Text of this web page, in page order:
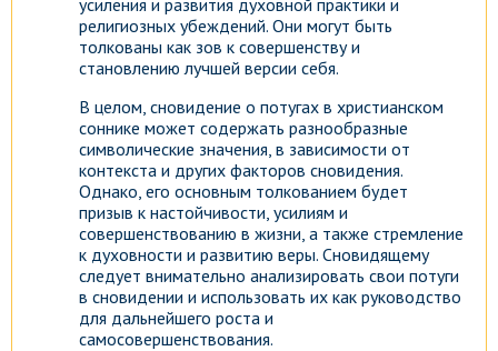
усиления и развития духовной практики и
религиозных убеждений. Они могут быть
толкованы как зов к совершенству и
становлению лучшей версии себя.
В целом, сновидение о потугах в христианском
соннике может содержать разнообразные
символические значения, в зависимости от
контекста и других факторов сновидения.
Однако, его основным толкованием будет
призыв к настойчивости, усилиям и
совершенствованию в жизни, а также стремление
к духовности и развитию веры. Сновидящему
следует внимательно анализировать свои потуги
в сновидении и использовать их как руководство
для дальнейшего роста и
самосовершенствования.